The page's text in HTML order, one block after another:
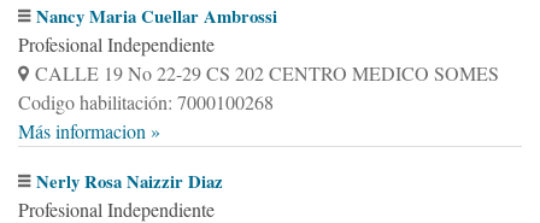
Nancy Maria Cuellar Ambrossi
Profesional Independiente
CALLE 19 No 22-29 CS 202 CENTRO MEDICO SOMES
Codigo habilitación: 7000100268
Más informacion »
Nerly Rosa Naizzir Diaz
Profesional Independiente